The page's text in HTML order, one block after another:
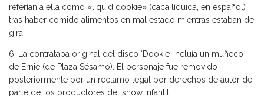
referían a ella como «liquid dookie» (caca líquida, en español)
tras haber comido alimentos en mal estado mientras estaban de
gira.
6. La contratapa original del disco ‘Dookie’ incluía un muñeco
de Ernie (de Plaza Sésamo). El personaje fue removido
posteriormente por un reclamo legal por derechos de autor de
parte de los productores del show infantil.